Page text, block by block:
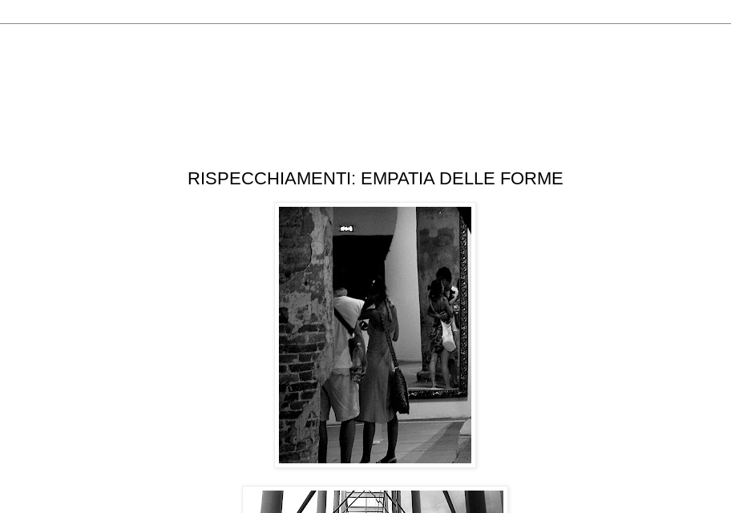
RISPECCHIAMENTI: EMPATIA DELLE FORME